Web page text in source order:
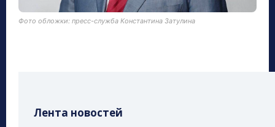
Фото обложки: пресс-служба Константина Затулина
Лента новостей